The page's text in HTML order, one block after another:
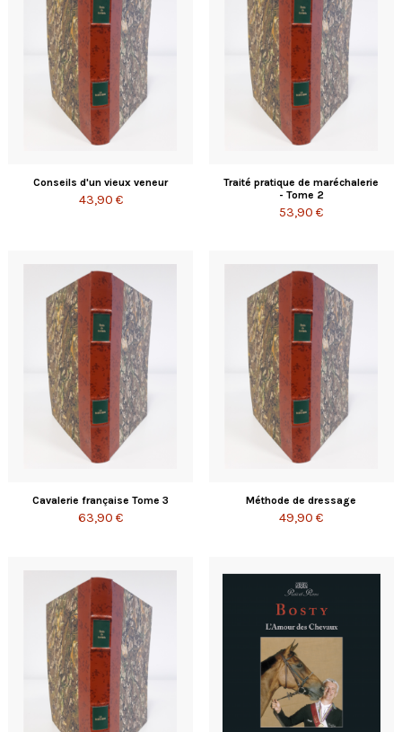
Conseils d'un vieux veneur
43,90 €
Traité pratique de maréchalerie
- Tome 2
53,90 €
Cavalerie française Tome 3
63,90 €
Méthode de dressage
49,90 €